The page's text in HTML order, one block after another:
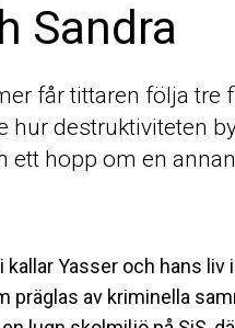
Sandra
får tittaren följa tre
hur destruktiviteten
ett hopp om en
Yasser och hans liv
präglas av kriminella